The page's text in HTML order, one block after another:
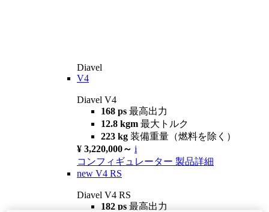
Diavel
V4
Diavel V4
168 ps 最高出力
12.8 kgm 最大トルク
223 kg 装備重量（燃料を除く）
¥ 3,220,000～ i
コンフィギュレーター 製品詳細
new V4 RS
Diavel V4 RS
182 ps 最高出力